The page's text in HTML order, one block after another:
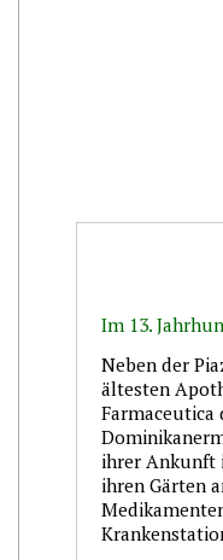
Im 13.
Neben der
ältesten
Farmaceutica
ihrer Ankunft
ihren Gärten